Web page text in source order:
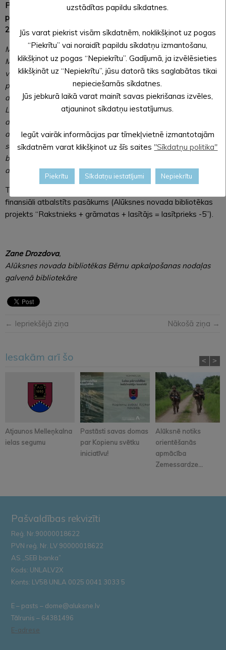
Pasākuma apmeklētājus aicinām braucienam iepriekš
pieteikties klātienē Alūksnes novada bibliotēkā, pa tālruni
25403935 vai rakstot uz e-pastu biblioteka@aluksne.lv!
Marts Pujāts ir 1982. gadā dzimis latviešu dzejnieks. Pirmās
Marta publikācijas datējamas ar 1998. gadu. Saņēmis
vairākus apbalvojumus: par pirmo dzejas krājumu “Tuk tuk
par sevi” (2000) saņēmis Klāva Elsberga prēmiju, bet par
dzejas krājumu “Nāk gaismā pati lampa” (2013) saņēmis
Latvijas Literatūras gada balvu dzejas nominācijā “Labākais
dzejas darbs”. Raksta ne tikai pieaugušo un jauniešu
auditorijai – par dzejas krājumu bērniem “Ej nu ej” (2020)
saņēmis Latvijas Literatūras gada balvu un Jāņa Baltvilka
balvu. Paralēli dzejoļu rakstīšanai Marts Pujāts nodarbojas
arī ar dzejas tulkošanu.
Tikšanās ar Martu Pujātu ir Valsts Kultūrkapitāla fonda
finansiāli atbalstīts pasākums (Alūksnes novada bibliotēkas
projekts “Rakstnieks + grāmatas + lasītājs = lasītprieks -5”).
Zane Drozdova,
Alūksnes novada bibliotēkas Bērnu apkalpošanas nodaļas
galvenā bibliotekāre
← Iepriekšējā ziņa Nākošā ziņa →
Iesakām arī šo
Atjaunos Melleņkalna
ielas segumu
Pastāsti savas domas
par Kopienu svētku
iniciatīvu!
Alūksnē notiks
orientēšanās
apmācība
Zemessardze...
< >
Pašvaldības rekvizīti
Reģ. Nr.90000018622
PVN reģ. Nr. LV 90000018622
AS „SEB banka”
Kods: UNLALV2X
Konts: LV58 UNLA 0025 0041 3033 5
E – pasts – dome@aluksne.lv
Tālrunis – 64381496
E-adrese
uzstādītas papildu sīkdatnes.
Jūs varat piekrist visām sīkdatnēm, noklikšķinot uz pogas
“Piekrītu” vai noraidīt papildu sīkdatņu izmantošanu,
klikšķinot uz pogas “Nepiekrītu”. Gadījumā, ja izvēlēsieties
klikšķināt uz “Nepiekrītu”, jūsu datorā tiks saglabātas tikai
nepieciešamās sīkdatnes.
Jūs jebkurā laikā varat mainīt savas piekrišanas izvēles,
atjauninot sīkdatņu iestatījumus.
Iegūt vairāk informācijas par tīmekļvietnē izmantotajām
sīkdatnēm varat klikšķinot uz šīs saites "Sīkdatņu politika"
Piekrītu Sīkdatņu iestatījumi Nepiekrītu